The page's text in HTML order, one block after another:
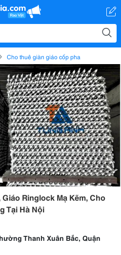
Cho thuê giàn giáo cốp pha
Ringlock Mạ Kẽm, Cho
Tại Hà Nội
Thanh Xuân Bắc, Quận